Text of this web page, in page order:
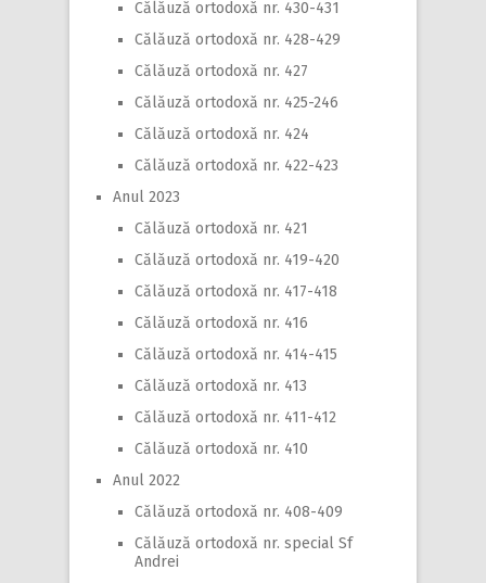
Călăuză ortodoxă nr. 430-431
Călăuză ortodoxă nr. 428-429
Călăuză ortodoxă nr. 427
Călăuză ortodoxă nr. 425-246
Călăuză ortodoxă nr. 424
Călăuză ortodoxă nr. 422-423
Anul 2023
Călăuză ortodoxă nr. 421
Călăuză ortodoxă nr. 419-420
Călăuză ortodoxă nr. 417-418
Călăuză ortodoxă nr. 416
Călăuză ortodoxă nr. 414-415
Călăuză ortodoxă nr. 413
Călăuză ortodoxă nr. 411-412
Călăuză ortodoxă nr. 410
Anul 2022
Călăuză ortodoxă nr. 408-409
Călăuză ortodoxă nr. special Sf
Andrei